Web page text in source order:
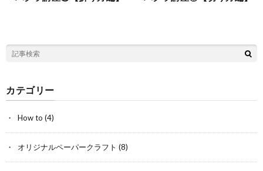
カテゴリー
How to (4)
オリジナルペーパークラフト (8)